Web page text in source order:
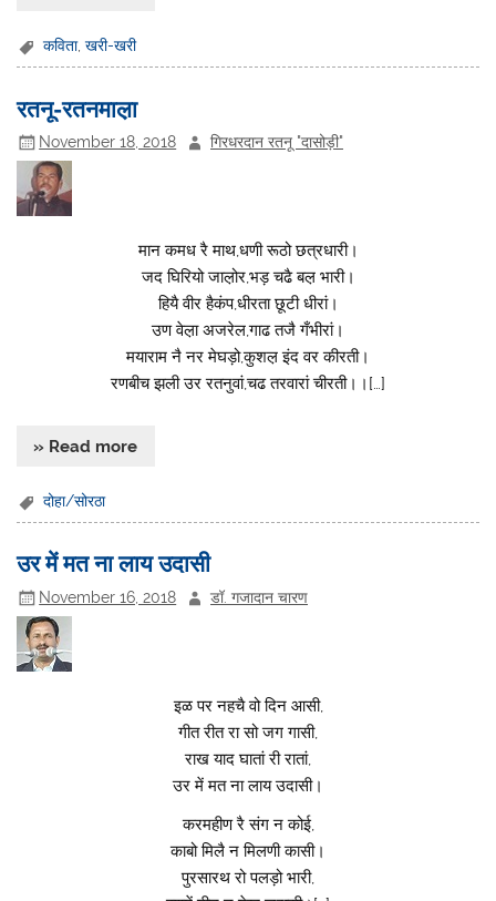
कविता,खरी-खरी
रतनू-रतनमाल़ा
November 18, 2018 गिरधरदान रतनू "दासोड़ी"
मान कमध रै माथ,धणी रूठो छत्रधारी।
जद घिरियो जाल़ोर,भड़ चढै बल़ भारी।
हियै वीर हैकंप,धीरता छूटी धीरां।
उण वेल़ा अजरेल,गाढ तजै गँभीरां।
मयाराम नै नर मेघड़ो,कुशल़ इंद वर कीरती।
रणबीच झली उर रतनुवां,चढ तरवारां चीरती।।[…]
» Read more
दोहा/सोरठा
उर में मत ना लाय उदासी
November 16, 2018 डॉ. गजादान चारण
इळ पर नहचै वो दिन आसी,
गीत रीत रा सो जग गासी,
राख याद घातां री रातां,
उर में मत ना लाय उदासी।
करमहीण रै संग न कोई,
काबो मिलै न मिलणी कासी।
पुरसारथ रो पलड़ो भारी,